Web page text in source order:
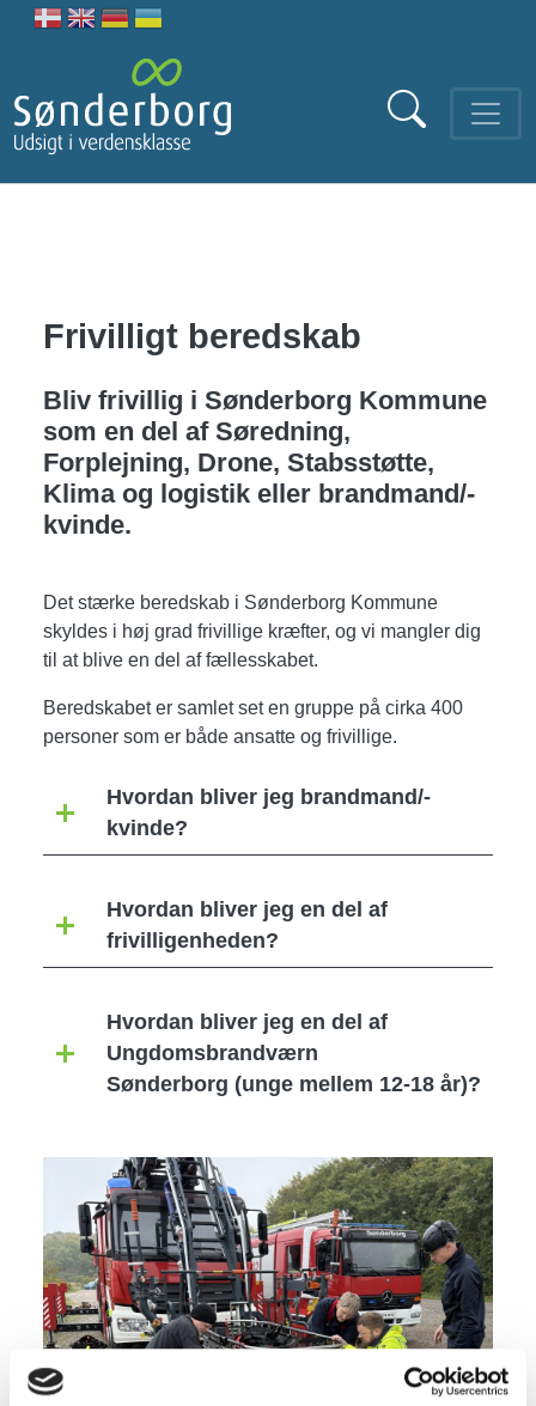
Frivilligt beredskab
Bliv frivillig i Sønderborg Kommune
som en del af Søredning,
Forplejning, Drone, Stabsstøtte,
Klima og logistik eller brandmand/-
kvinde.
Det stærke beredskab i Sønderborg Kommune
skyldes i høj grad frivillige kræfter, og vi mangler dig
til at blive en del af fællesskabet.
Beredskabet er samlet set en gruppe på cirka 400
personer som er både ansatte og frivillige.
Hvordan bliver jeg brandmand/-
kvinde?
Hvordan bliver jeg en del af
frivilligenheden?
Hvordan bliver jeg en del af
Ungdomsbrandværn
Sønderborg (unge mellem 12-18 år)?